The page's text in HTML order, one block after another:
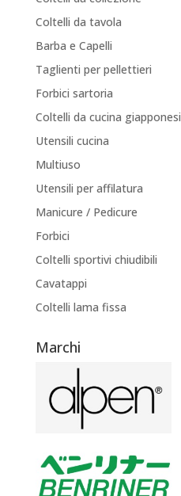
Coltelli da tavola
Barba e Capelli
Taglienti per pellettieri
Forbici sartoria
Coltelli da cucina giapponesi
Utensili cucina
Multiuso
Utensili per affilatura
Manicure / Pedicure
Forbici
Coltelli sportivi chiudibili
Cavatappi
Coltelli lama fissa
Marchi